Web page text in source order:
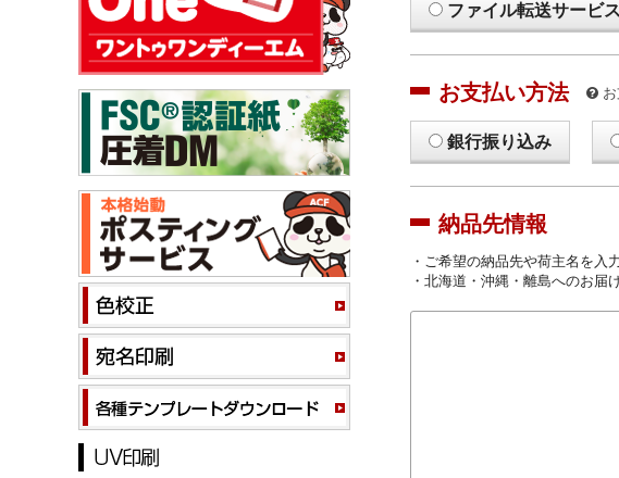
ファイル転送サービス
お支払い方法
銀行振り込み
納品先情報
・ご希望の納品先や荷主名を入
・北海道・沖縄・離島へのお届